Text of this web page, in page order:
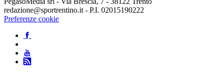
redazione@sportrentino.it - P.I. 02015190222
Preferenze cookie